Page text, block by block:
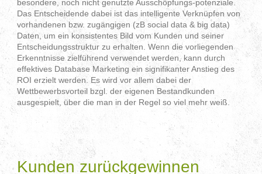
besondere, noch nicht genutzte Ausschöpfungs-potenziale.
Das Entscheidende dabei ist das intelligente Verknüpfen von
vorhandenen bzw. zugängigen (zB social data & big data)
Daten, um ein konsistentes Bild vom Kunden und seiner
Entscheidungsstruktur zu erhalten. Wenn die vorliegenden
Erkenntnisse zielführend verwendet werden, kann durch
effektives Database Marketing ein signifikanter Anstieg des
ROI erzielt werden. Es wird vor allem dabei der
Wettbewerbsvorteil bzgl. der eigenen Bestandkunden
ausgespielt, über die man in der Regel so viel mehr weiß.
- Kundendaten, Analyse, data, data mining, scoring,
Responsemodell, ROI, big data, verknüpfen, Kundensicht,
360°, database marketing -
Kunden zurückgewinnen